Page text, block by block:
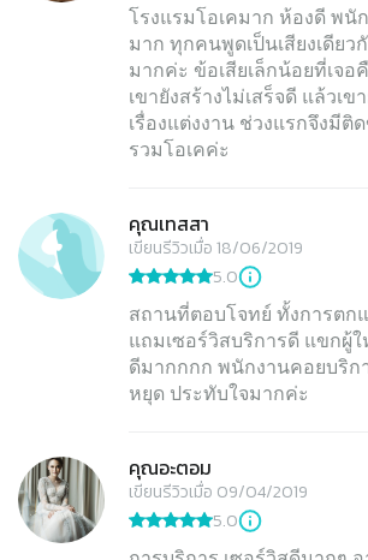
โรงแรมโอเคมาก ห้องดี พนั
มาก ทุกคนพูดเป็นเสียงเดียว
มากค่ะ ข้อเสียเล็กน้อยที่เจอ
เขายังสร้างไม่เสร็จดี แล้วเข
เรื่องแต่งงาน ช่วงแรกจึงมีติ
รวมโอเคค่ะ
คุณเทสสา
เขียนรีวิวเมื่อ 18/06/2019
5.0
สถานที่ตอบโจทย์ ทั้งการตก
แถมเซอร์วิสบริการดี แขกผู้
ดีมากกกก พนักงานคอยบริก
หยุด ประทับใจมากค่ะ
คุณอะตอม
เขียนรีวิวเมื่อ 09/04/2019
5.0